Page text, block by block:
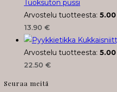
Tuoksuton pussi
Arvostelu tuotteesta: 5.00
13.90 €
Arvostelu tuotteesta: 5.00
22.50 €
Seuraa meitä